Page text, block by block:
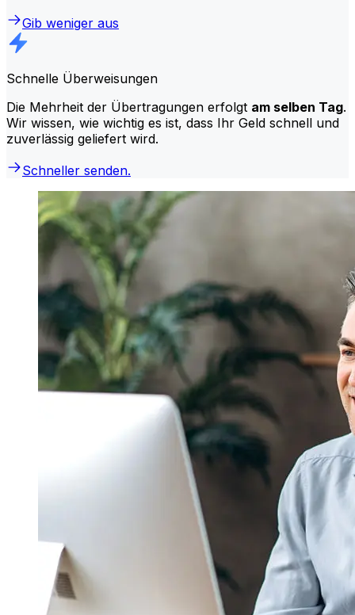
Gib weniger aus
Schnelle Überweisungen
Die Mehrheit der Übertragungen erfolgt am selben Tag.
Wir wissen, wie wichtig es ist, dass Ihr Geld schnell und
zuverlässig geliefert wird.
Schneller senden.